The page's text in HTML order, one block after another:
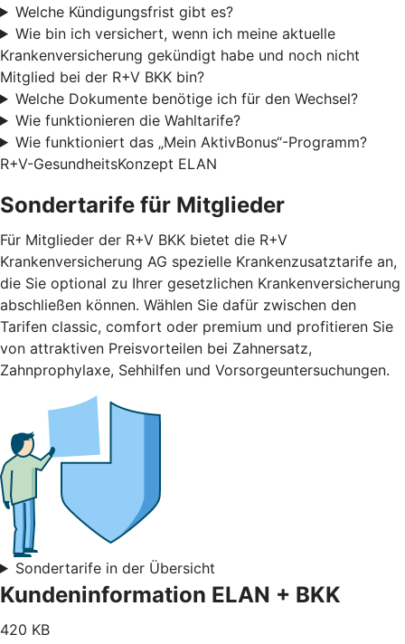
Welche Kündigungsfrist gibt es?
Wie bin ich versichert, wenn ich meine aktuelle
Krankenversicherung gekündigt habe und noch nicht
Mitglied bei der R+V BKK bin?
Welche Dokumente benötige ich für den Wechsel?
Wie funktionieren die Wahltarife?
Wie funktioniert das „Mein AktivBonus“-Programm?
R+V-GesundheitsKonzept ELAN
Sondertarife für Mitglieder
Für Mitglieder der R+V BKK bietet die R+V
Krankenversicherung AG spezielle Krankenzusatztarife an,
die Sie optional zu Ihrer gesetzlichen Krankenversicherung
abschließen können. Wählen Sie dafür zwischen den
Tarifen classic, comfort oder premium und profitieren Sie
von attraktiven Preisvorteilen bei Zahnersatz,
Zahnprophylaxe, Sehhilfen und Vorsorgeuntersuchungen.
Sondertarife in der Übersicht
Kundeninformation ELAN + BKK
420 KB